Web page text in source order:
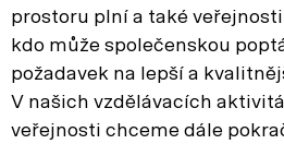
prostoru plní a také
kdo může společenskou
požadavek na lepší a
V našich vzdělávacích
veřejnosti chceme dále